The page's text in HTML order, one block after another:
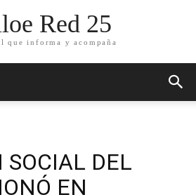
Red 25
que informa y acompaña
SOCIAL DEL
EN